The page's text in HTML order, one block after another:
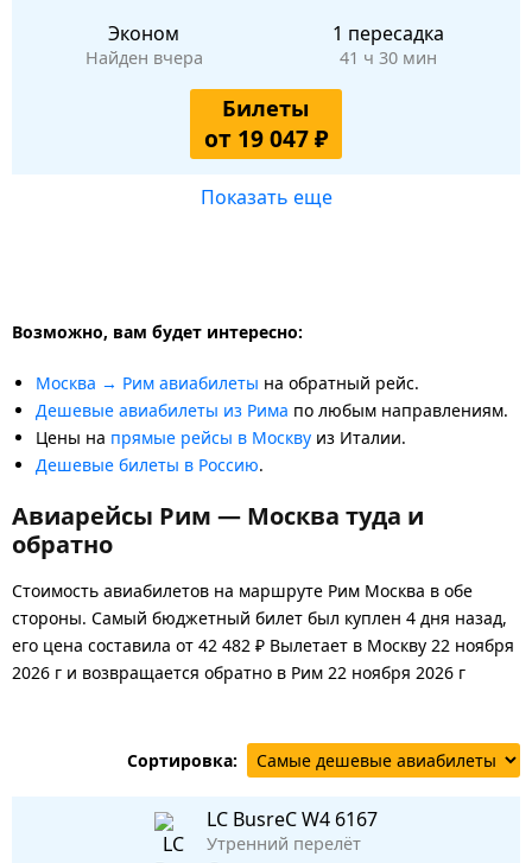
Эконом
Найден вчера
1 пересадка
41 ч 30 мин
Билеты
от 19 047 ₽
Показать еще
Возможно, вам будет интересно:
Москва → Рим авиабилеты на обратный рейс.
Дешевые авиабилеты из Рима по любым направлениям.
Цены на прямые рейсы в Москву из Италии.
Дешевые билеты в Россию.
Авиарейсы Рим — Москва туда и
обратно
Стоимость авиабилетов на маршруте Рим Москва в обе
стороны. Самый бюджетный билет был куплен 4 дня назад,
его цена составила от 42 482 ₽ Вылетает в Москву 22 ноября
2026 г и возвращается обратно в Рим 22 ноября 2026 г
Сортировка:
LC BusreCW4 6167
Утренний перелёт